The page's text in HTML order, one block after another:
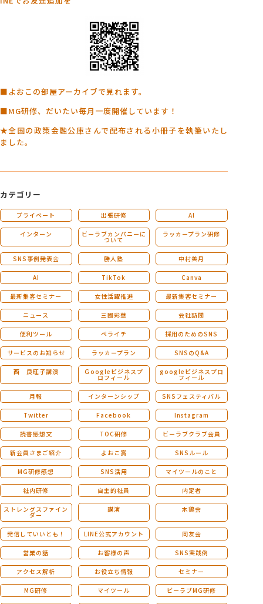
■よおこの部屋アーカイブで見れます。
■MG研修、だいたい毎月一度開催しています！
★全国の政策金融公庫さんで配布される小冊子を執筆いたし
ました。
カテゴリー
プライベート 出張研修 AI
インターン ビーラブカンパニーに
ついて
ラッカープラン研修
SNS事例発表会 勝人塾 中村美月
AI TikTok Canva
最新集客セミナー 女性活躍推進 最新集客セミナー
ニュース 三國彩華 会社訪問
便利ツール ペライチ 採用のためのSNS
サービスのお知らせ ラッカープラン SNSのQ&A
西 良旺子講演 Ｇoogleビジネスプ
ロフィール
googleビジネスプロ
フィール
月報 インターンシップ SNSフェスティバル
Twitter Facebook Instagram
読書感想文 TOC研修 ビーラブクラブ会員
新会員さまご紹介 よおこ賞 SNSルール
MG研修感想 SNS活用 マイツールのこと
社内研修 自主的社員 内定者
ストレングスファイン
ダー
講演 木鶏会
発信していいとも！ LINE公式アカウント 同友会
営業の話 お客様の声 SNS実践例
アクセス解析 お役立ち情報 セミナー
MG研修 マイツール ビーラブMG研修